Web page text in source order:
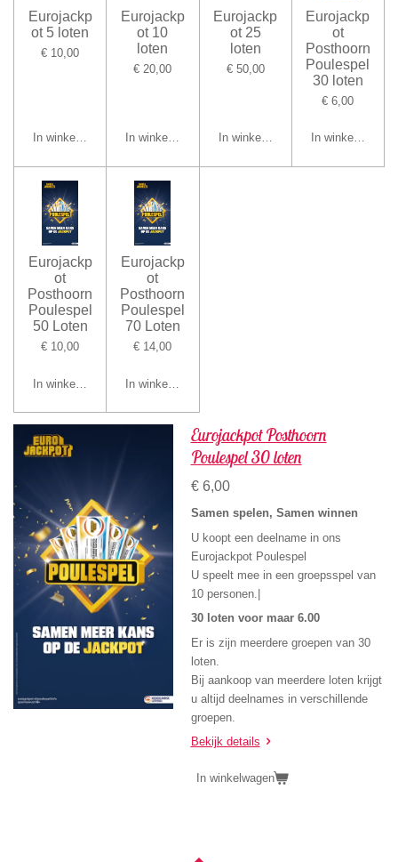
Eurojackp
ot 5 loten
€ 10,00
In winkelwagen
Eurojackp
ot 10
loten
€ 20,00
In winkelwagen
Eurojackp
ot 25
loten
€ 50,00
In winkelwagen
Eurojackp
ot
Posthoorn
Poulespel
30 loten
€ 6,00
In winkelwagen
Eurojackp
ot
Posthoorn
Poulespel
50 Loten
€ 10,00
In winkelwagen
Eurojackp
ot
Posthoorn
Poulespel
70 Loten
€ 14,00
In winkelwagen
Eurojackpot Posthoorn
Poulespel 30 loten
€ 6,00
Samen spelen, Samen winnen
U koopt een deelname in ons
Eurojackpot Poulespel
U speelt mee in een groepsspel van
10 personen.|
30 loten voor maar 6.00
Er is zijn meerdere groepen van 30
loten.
Bij aankoop van meerdere loten krijgt
u altijd deelnames in verschillende
groepen.
Bekijk details
In winkelwagen